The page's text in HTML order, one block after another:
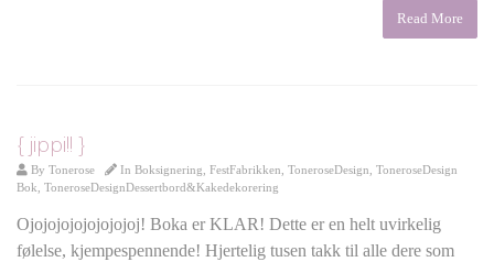
Read More
{ jippi!! }
By Tonerose In Boksignering FestFabrikken ToneroseDesign ToneroseDesign
Bok ToneroseDesignDessertbord&Kakedekorering
Ojojojojojojojojoj! Boka er KLAR! Dette er en helt uvirkelig
følelse, kjempespennende! Hjertelig tusen takk til alle dere som